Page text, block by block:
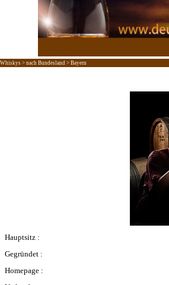
Direkt zum Seiteninhalt
Whiskys > nach Bundesland > Bayern
Hauptsitz :
Gegründet :
Homepage :